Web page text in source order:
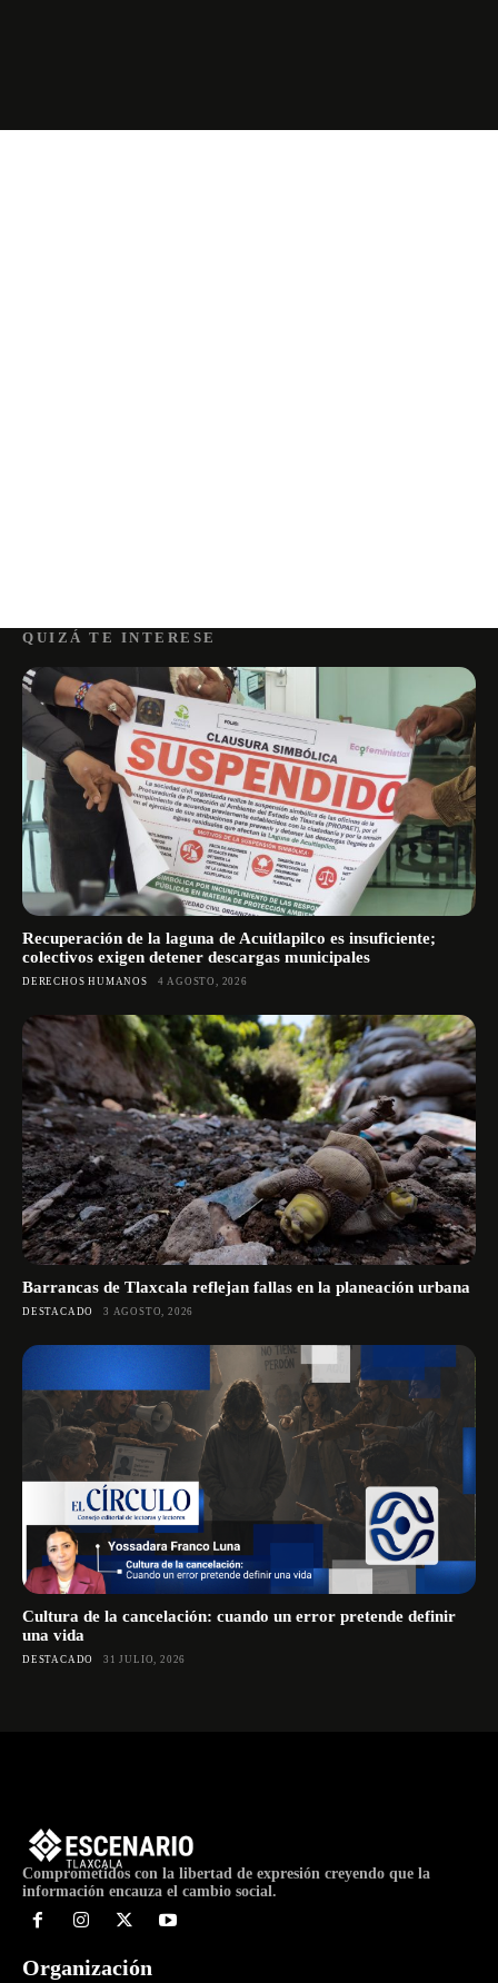
QUIZÁ TE INTERESE
Recuperación de la laguna de Acuitlapilco es insuficiente;
colectivos exigen detener descargas municipales
DERECHOS HUMANOS 4 AGOSTO, 2026
Barrancas de Tlaxcala reflejan fallas en la planeación urbana
DESTACADO 3 AGOSTO, 2026
Cultura de la cancelación: cuando un error pretende definir
una vida
DESTACADO 31 JULIO, 2026
Comprometidos con la libertad de expresión creyendo que la
información encauza el cambio social.
Organización